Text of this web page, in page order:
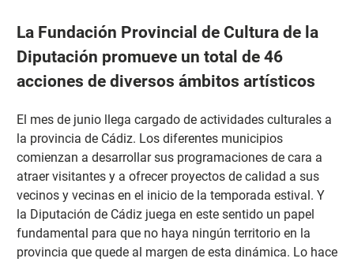
La Fundación Provincial de Cultura de la
Diputación promueve un total de 46
acciones de diversos ámbitos artísticos
El mes de junio llega cargado de actividades culturales a
la provincia de Cádiz. Los diferentes municipios
comienzan a desarrollar sus programaciones de cara a
atraer visitantes y a ofrecer proyectos de calidad a sus
vecinos y vecinas en el inicio de la temporada estival. Y
la Diputación de Cádiz juega en este sentido un papel
fundamental para que no haya ningún territorio en la
provincia que quede al margen de esta dinámica. Lo hace